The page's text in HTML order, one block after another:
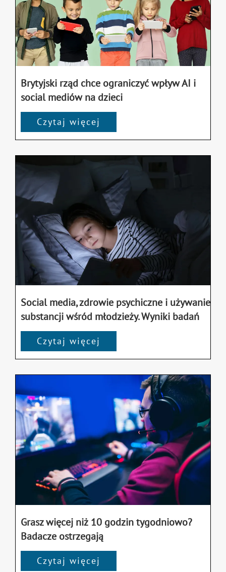
Brytyjski rząd chce ograniczyć wpływ AI i
social mediów na dzieci
Czytaj więcej
Social media, zdrowie psychiczne i używanie
substancji wśród młodzieży. Wyniki badań
Czytaj więcej
Grasz więcej niż 10 godzin tygodniowo?
Badacze ostrzegają
Czytaj więcej